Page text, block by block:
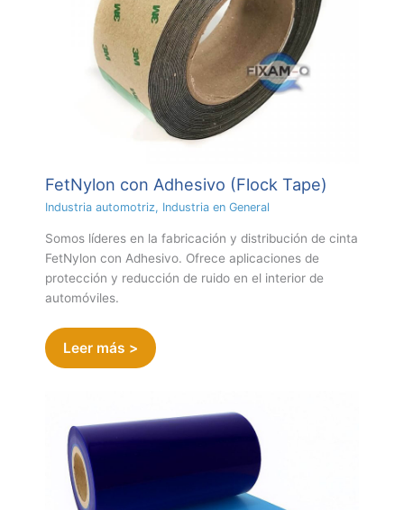
FetNylon con Adhesivo (Flock Tape)
Industria automotriz, Industria en General
Somos líderes en la fabricación y distribución de cinta
FetNylon con Adhesivo. Ofrece aplicaciones de
protección y reducción de ruido en el interior de
automóviles.
Leer más >